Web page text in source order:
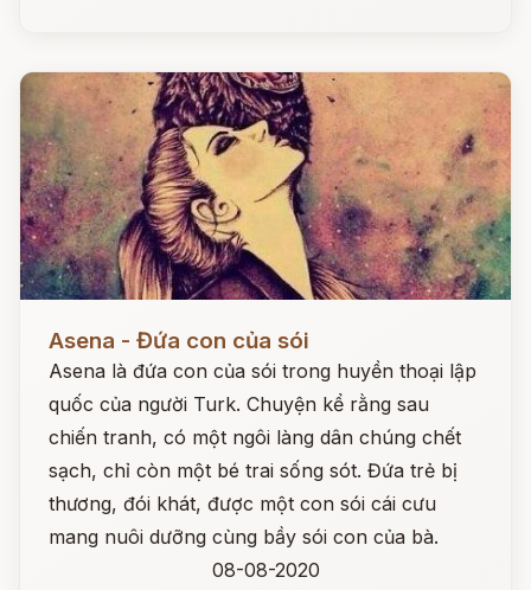
Asena - Đứa con của sói
Asena là đứa con của sói trong huyền thoại lập
quốc của người Turk. Chuyện kể rằng sau
chiến tranh, có một ngôi làng dân chúng chết
sạch, chỉ còn một bé trai sống sót. Đứa trẻ bị
thương, đói khát, được một con sói cái cưu
mang nuôi dưỡng cùng bầy sói con của bà.
08-08-2020